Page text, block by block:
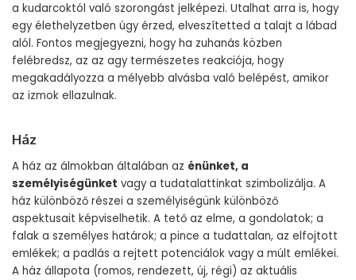
a kudarcoktól való szorongást jelképezi. Utalhat arra is, hogy
egy élethelyzetben úgy érzed, elveszítetted a talajt a lábad
alól. Fontos megjegyezni, hogy ha zuhanás közben
felébredsz, az az agy természetes reakciója, hogy
megakadályozza a mélyebb alvásba való belépést, amikor
az izmok ellazulnak.
Ház
A ház az álmokban általában az énünket, a
személyiségünket vagy a tudatalattinkat szimbolizálja. A
ház különböző részei a személyiségünk különböző
aspektusait képviselhetik. A tető az elme, a gondolatok; a
falak a személyes határok; a pince a tudattalan, az elfojtott
emlékek; a padlás a rejtett potenciálok vagy a múlt emlékei.
A ház állapota (romos, rendezett, új, régi) az aktuális